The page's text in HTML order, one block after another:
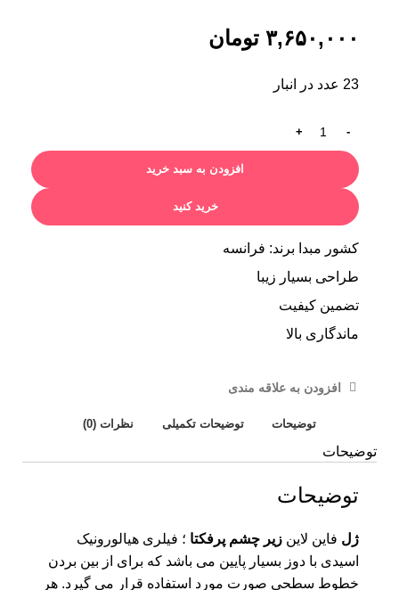
۳,۶۵۰,۰۰۰ تومان
23 عدد در انبار
افزودن به سبد خرید
خرید کنید
کشور مبدا برند: فرانسه
طراحی بسیار زیبا
تضمین کیفیت
ماندگاری بالا
افزودن به علاقه مندی
توضیحات توضیحات تکمیلی نظرات (0)
توضیحات
توضیحات
ژل فاین لاین زیر چشم پرفکتا ؛ فیلری هیالورونیک
اسیدی با دوز بسیار پایین می باشد که برای از بین بردن
خطوط سطحی صورت مورد استفاده قرار می گیرد. هر